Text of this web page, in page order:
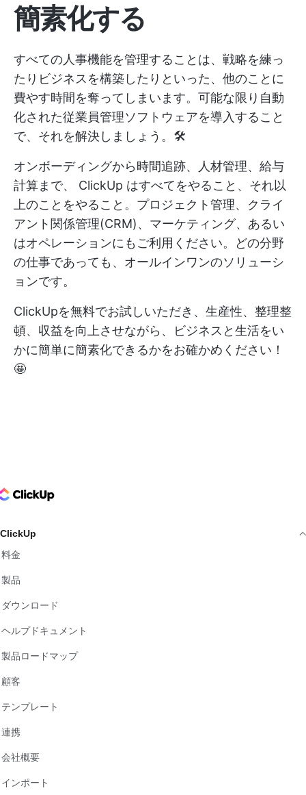
簡素化する
すべての人事機能を管理することは、戦略を練っ
たりビジネスを構築したりといった、他のことに
費やす時間を奪ってしまいます。可能な限り自動
化された従業員管理ソフトウェアを導入すること
で、それを解決しましょう。🛠️
オンボーディングから時間追跡、人材管理、給与
計算まで、 ClickUp はすべてをやること、それ以
上のことをやること。プロジェクト管理、クライ
アント関係管理(CRM)、マーケティング、あるい
はオペレーションにもご利用ください。どの分野
の仕事であっても、オールインワンのソリューシ
ョンです。
ClickUpを無料でお試しいただき、生産性、整理整
頓、収益を向上させながら、ビジネスと生活をい
かに簡単に簡素化できるかをお確かめください！
🤩
Logo
ClickUp
料金
製品
ダウンロード
ヘルプドキュメント
製品ロードマップ
顧客
テンプレート
連携
会社概要
インポート